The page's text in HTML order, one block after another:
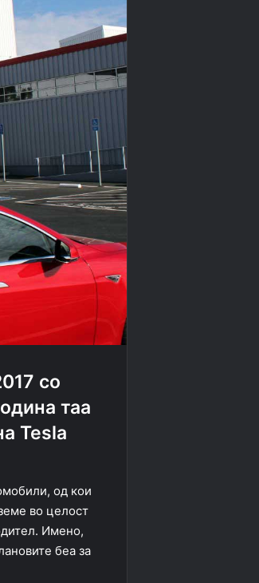
со
таа
Tesla
од кои
во целост
Имено,
беа за